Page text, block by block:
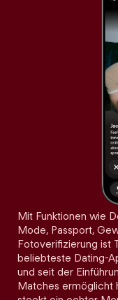
Mit Funktionen wie
Mode, Passport,
Fotoverifizierung ist
beliebteste Dating-
und seit der
Matches ermöglicht